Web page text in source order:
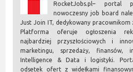
RocketJobs.pl– portal
nowoczesny job board
Just Join IT, dedykowany
Platforma oferuje ogłoszenia
najbardziej przyszłościowych i
marketingu, sprzedaży, finansów,
Intelligence & Data i logistyki.
odsetek ofert z widełkami